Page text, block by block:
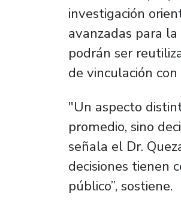
investigación
avanzadas para
podrán ser
de vinculación
"Un aspecto
promedio, sino
señala el Dr.
decisiones tienen
público”, sostiene.